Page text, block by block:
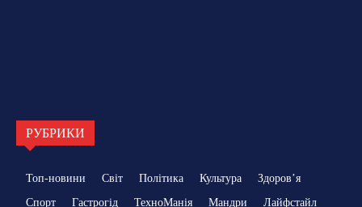
РУБРИКИ
Топ-новини Світ Політика Культура
Здоровʼя
Спорт
Гастрогід ТехноМанія Мандри
Лайфстайл